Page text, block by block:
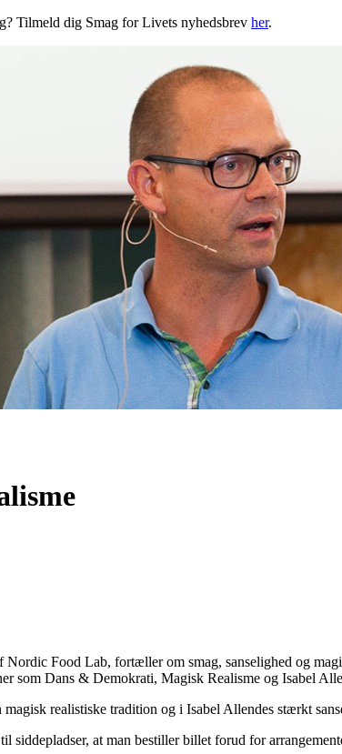
Tilmeld dig Smag for Livets nyhedsbrev her.
Food Lab, fortæller om smag, sanselighed og
som Dans & Demokrati, Magisk Realisme og Isabel
magisk realistiske tradition og i Isabel Allendes stærkt
siddepladser, at man bestiller billet forud for